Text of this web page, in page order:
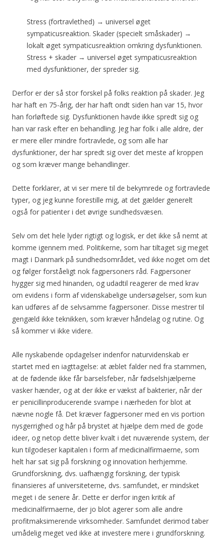
Stress (fortravlethed) → universel øget
sympaticusreaktion. Skader (specielt småskader) →
lokalt øget sympaticusreaktion omkring dysfunktionen.
Stress + skader → universel øget sympaticusreaktion
med dysfunktioner, der spreder sig.
Derfor er der så stor forskel på folks reaktion på skader. Jeg
har haft en 75-årig, der har haft ondt siden han var 15, hvor
han forløftede sig. Dysfunktionen havde ikke spredt sig og
han var rask efter en behandling. Jeg har folk i alle aldre, der
er mere eller mindre fortravlede, og som alle har
dysfunktioner, der har spredt sig over det meste af kroppen
og som kræver mange behandlinger.
Dette forklarer, at vi ser mere til de bekymrede og fortravlede
typer, og jeg kunne forestille mig, at det gælder generelt
også for patienter i det øvrige sundhedsvæsen.
Selv om det hele lyder rigtigt og logisk, er det ikke så nemt at
komme igennem med. Politikerne, som har tiltaget sig meget
magt i Danmark på sundhedsområdet, ved ikke noget om det
og følger forståeligt nok fagpersoners råd. Fagpersoner
hygger sig med hinanden, og udadtil reagerer de med krav
om evidens i form af videnskabelige undersøgelser, som kun
kan udføres af de selvsamme fagpersoner. Disse mestrer til
gengæld ikke teknikken, som kræver håndelag og rutine. Og
så kommer vi ikke videre.
Alle nyskabende opdagelser indenfor naturvidenskab er
startet med en iagttagelse: at æblet falder ned fra stammen,
at de fødende ikke får barselsfeber, når fødselshjælperne
vasker hænder, og at der ikke er vækst af bakterier, når der
er penicillinproducerende svampe i nærheden for blot at
nævne nogle få. Det kræver fagpersoner med en vis portion
nysgerrighed og hår på brystet at hjælpe dem med de gode
ideer, og netop dette bliver kvalt i det nuværende system, der
kun tilgodeser kapitalen i form af medicinalfirmaerne, som
helt har sat sig på forskning og innovation herhjemme.
Grundforskning, dvs. uafhængig forskning, der typisk
finansieres af universiteterne, dvs. samfundet, er mindsket
meget i de senere år. Dette er derfor ingen kritik af
medicinalfirmaerne, der jo blot agerer som alle andre
profitmaksimerende virksomheder. Samfundet derimod taber
umådelig meget ved ikke at investere mere i grundforskning.